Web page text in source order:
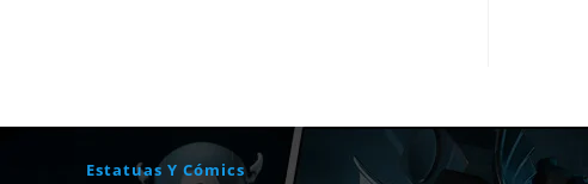
Estatuas Y Cómics